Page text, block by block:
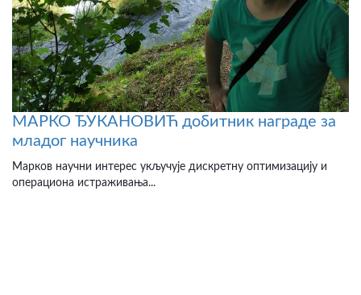
МАРКО ЂУКАНОВИЋ добитник награде за
младог научника
Марков научни интерес укључује дискретну оптимизацију и
операциона истраживања...